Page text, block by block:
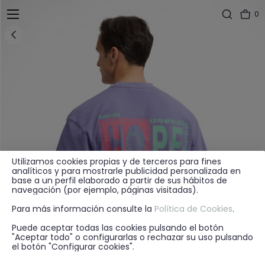
0
Utilizamos cookies propias y de terceros para fines
analíticos y para mostrarle publicidad personalizada en
base a un perfil elaborado a partir de sus hábitos de
navegación (por ejemplo, páginas visitadas).
Para más información consulte la Política de Cookies.
Puede aceptar todas las cookies pulsando el botón
"Aceptar todo" o configurarlas o rechazar su uso pulsando
el botón "Configurar cookies".